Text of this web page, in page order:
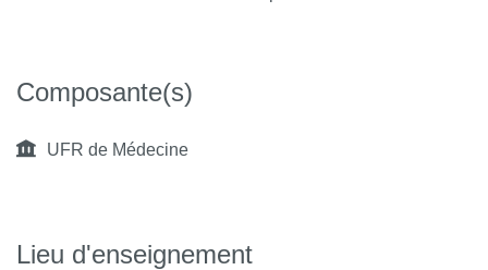
Composante(s)
UFR de Médecine
Lieu d'enseignement